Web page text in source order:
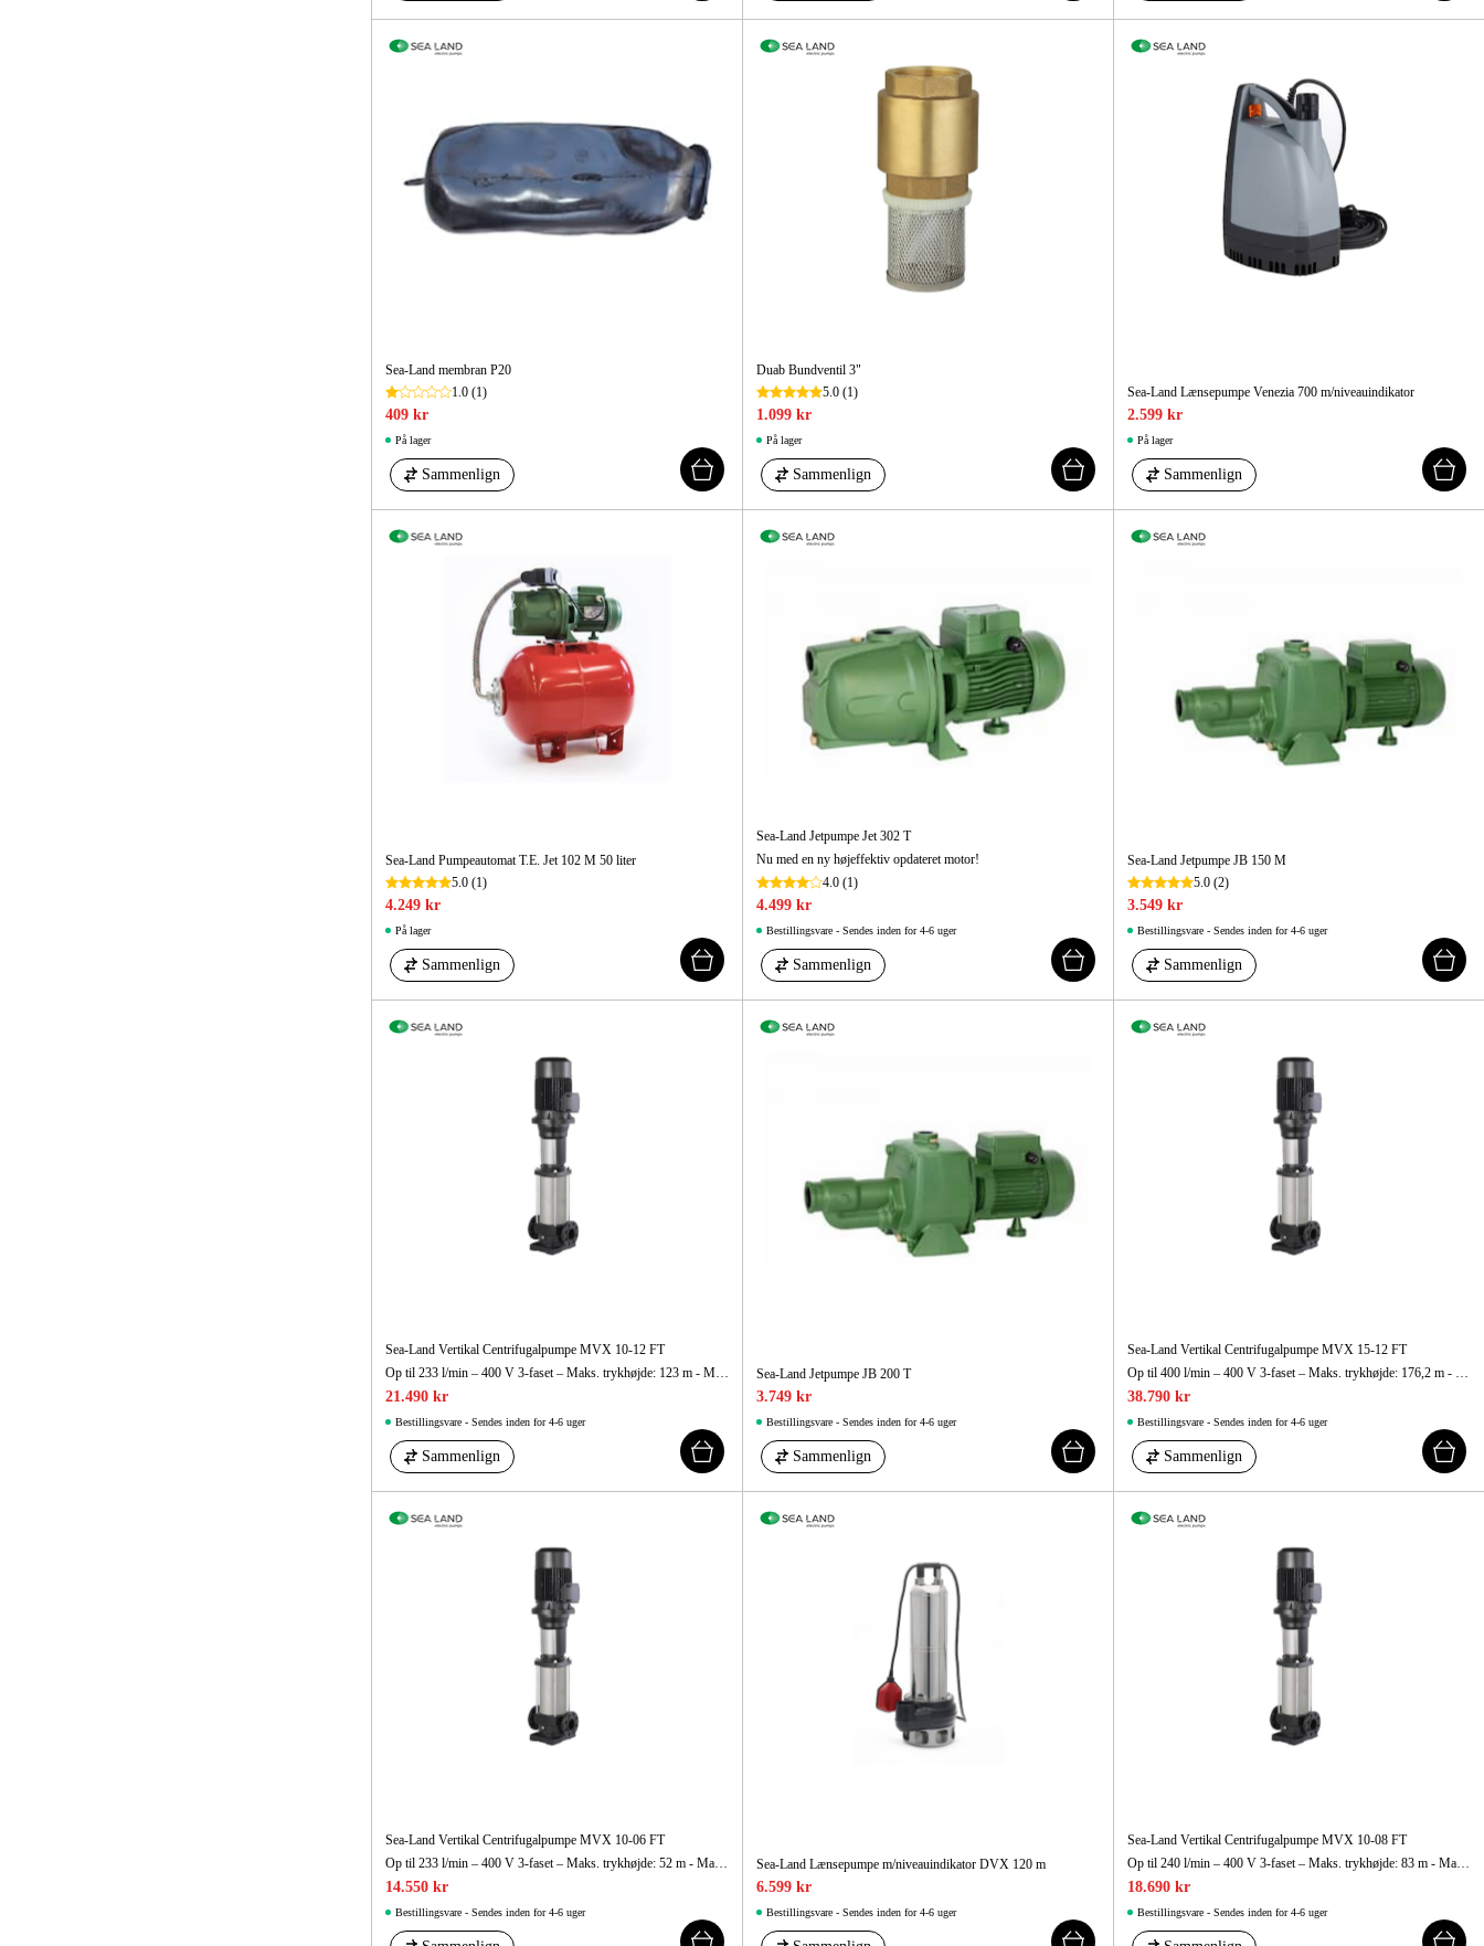
Sea-Land membran P20
1.0(1)
409 kr
På lager
Sammenlign
Duab Bundventil 3"
5.0(1)
1.099 kr
På lager
Sammenlign
Sea-Land Lænsepumpe Venezia 700 m/niveauindikator
2.599 kr
På lager
Sammenlign
Sea-Land Pumpeautomat T.E. Jet 102 M 50 liter
5.0(1)
4.249 kr
På lager
Sammenlign
Sea-Land Jetpumpe Jet 302 T
Nu med en ny højeffektiv opdateret motor!
4.0(1)
4.499 kr
Bestillingsvare - Sendes inden for 4-6 uger
Sammenlign
Sea-Land Jetpumpe JB 150 M
5.0(2)
3.549 kr
Bestillingsvare - Sendes inden for 4-6 uger
Sammenlign
Sea-Land Vertikal Centrifugalpumpe MVX 10-12 FT
Op til 233 l/min – 400 V 3-faset – Maks. trykhøjde: 123 m - Maks. sugehøjde: 7 m
21.490 kr
Bestillingsvare - Sendes inden for 4-6 uger
Sammenlign
Sea-Land Jetpumpe JB 200 T
3.749 kr
Bestillingsvare - Sendes inden for 4-6 uger
Sammenlign
Sea-Land Vertikal Centrifugalpumpe MVX 15-12 FT
38.790 kr
Bestillingsvare - Sendes inden for 4-6 uger
Sammenlign
Sea-Land Vertikal Centrifugalpumpe MVX 10-06 FT
Op til 233 l/min – 400 V 3-faset – Maks. trykhøjde: 52 m - Maks. sugehøjde: 7 m
14.550 kr
Bestillingsvare - Sendes inden for 4-6 uger
Sea-Land Lænsepumpe m/niveauindikator DVX 120 m
6.599 kr
Bestillingsvare - Sendes inden for 4-6 uger
Sea-Land Vertikal Centrifugalpumpe MVX 10-08 FT
Op til 240 l/min – 400 V 3-faset – Maks. trykhøjde: 83 m - Maks. sugehøjde: 7 m
18.690 kr
Bestillingsvare - Sendes inden for 4-6 uger